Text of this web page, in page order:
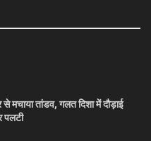
मचाया तांडव, गलत दिशा में दौड़ाई
पलटी